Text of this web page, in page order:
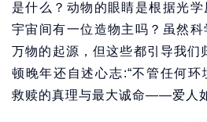
是什么？动物的眼睛是根据光
宇宙间有一位造物主吗？虽然
万物的起源，但这些都引导我们
顿晚年还自述心志:“不管任何
救赎的真理与最大诚命——爱人